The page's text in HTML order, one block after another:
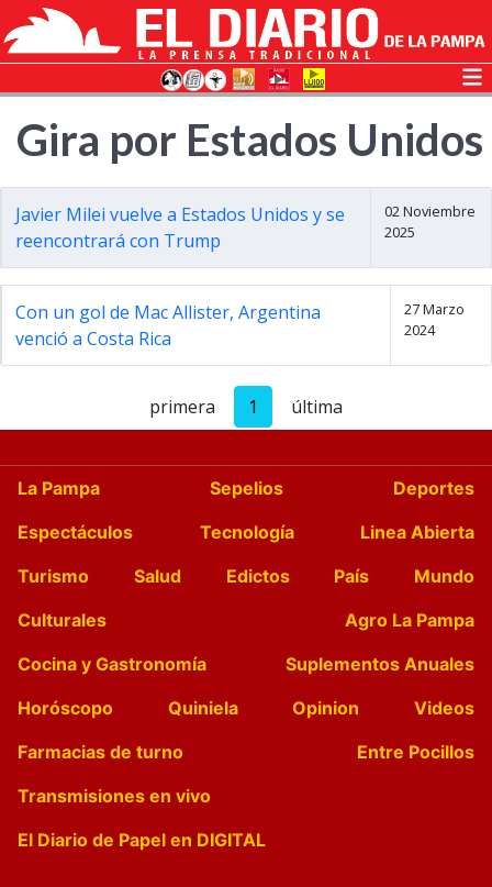
Gira por Estados Unidos
Javier Milei vuelve a Estados Unidos y se
reencontrará con Trump
02 Noviembre
2025
Con un gol de Mac Allister, Argentina
venció a Costa Rica
27 Marzo
2024
primera 1 última
La Pampa Sepelios
Deportes
Espectáculos
Tecnología
Linea Abierta
Turismo
Salud Edictos País
Mundo
Culturales
Agro La Pampa
Cocina y Gastronomía
Suplementos Anuales
Horóscopo
Quiniela Opinion
Videos
Farmacias de turno
Entre Pocillos
Transmisiones en vivo
El Diario de Papel en DIGITAL